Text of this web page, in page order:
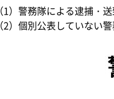
（1）警務隊による逮捕・
（2）個別公表していない